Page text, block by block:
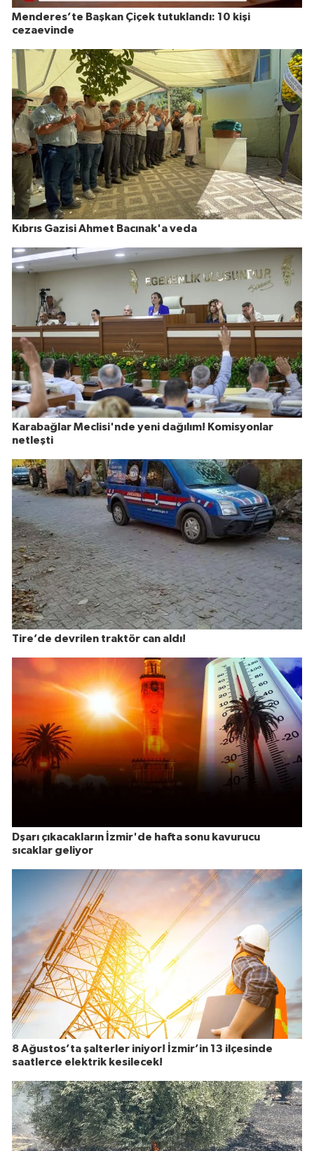
Menderes’te Başkan Çiçek tutuklandı: 10 kişi
cezaevinde
Kıbrıs Gazisi Ahmet Bacınak'a veda
Karabağlar Meclisi'nde yeni dağılım! Komisyonlar
netleşti
Tire’de devrilen traktör can aldı!
Dşarı çıkacakların İzmir'de hafta sonu kavurucu
sıcaklar geliyor
8 Ağustos’ta şalterler iniyor! İzmir’in 13 ilçesinde
saatlerce elektrik kesilecek!